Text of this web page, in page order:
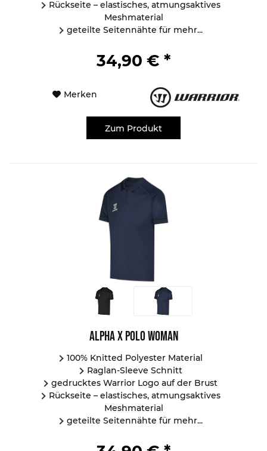
Rückseite – elastisches, atmungsaktives
Meshmaterial
geteilte Seitennähte für mehr...
34,90 € *
Merken
Zum Produkt
Alpha X Polo Woman
100% Knitted Polyester Material
Raglan-Sleeve Schnitt
gedrucktes Warrior Logo auf der Brust
Rückseite – elastisches, atmungsaktives
Meshmaterial
geteilte Seitennähte für mehr...